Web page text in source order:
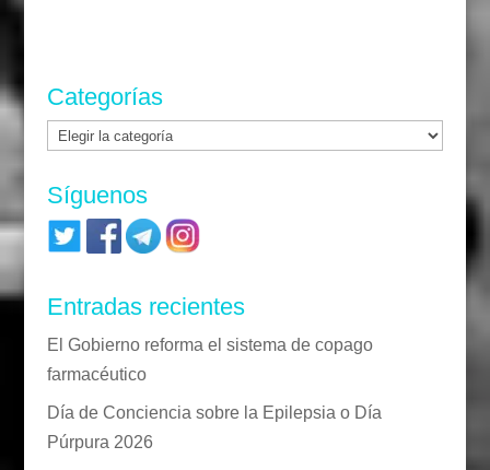
Categorías
Categorías
Síguenos
Entradas recientes
El Gobierno reforma el sistema de copago
farmacéutico
Día de Conciencia sobre la Epilepsia o Día
Púrpura 2026